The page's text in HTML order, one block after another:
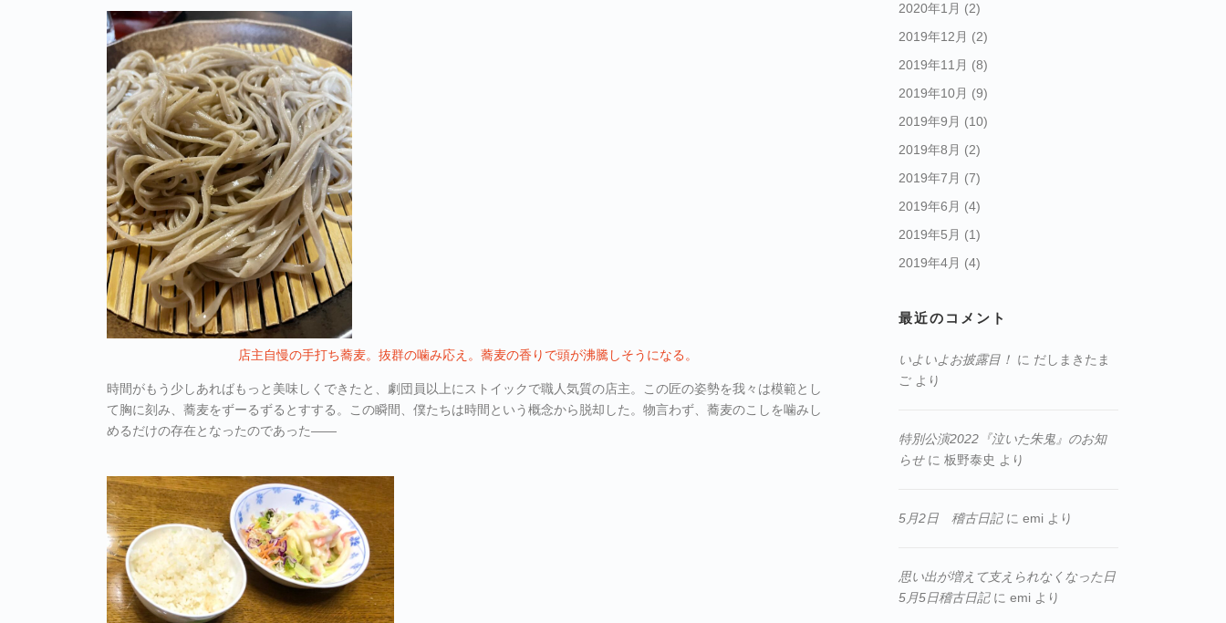
店主自慢の手打ち蕎麦。抜群の噛み応え。蕎麦の香りで頭が沸騰しそうになる。
時間がもう少しあればもっと美味しくできたと、劇団員以上にストイックで職人気質の店主。この匠の姿勢を我々は模範とし
て胸に刻み、蕎麦をずーるずるとすする。この瞬間、僕たちは時間という概念から脱却した。物言わず、蕎麦のこしを噛みし
めるだけの存在となったのであった――
2020年1月 (2)
2019年12月 (2)
2019年11月 (8)
2019年10月 (9)
2019年9月 (10)
2019年8月 (2)
2019年7月 (7)
2019年6月 (4)
2019年5月 (1)
2019年4月 (4)
最近のコメント
いよいよお披露目！ に だしまきたま
ご より
特別公演2022『泣いた朱鬼』のお知
らせに 板野泰史 より
5月2日 稽古日記に emi より
思い出が増えて支えられなくなった日
5月5日稽古日記に emi より